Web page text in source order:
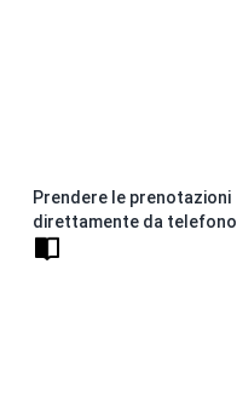
Prendere le prenotazioni
direttamente da telefono